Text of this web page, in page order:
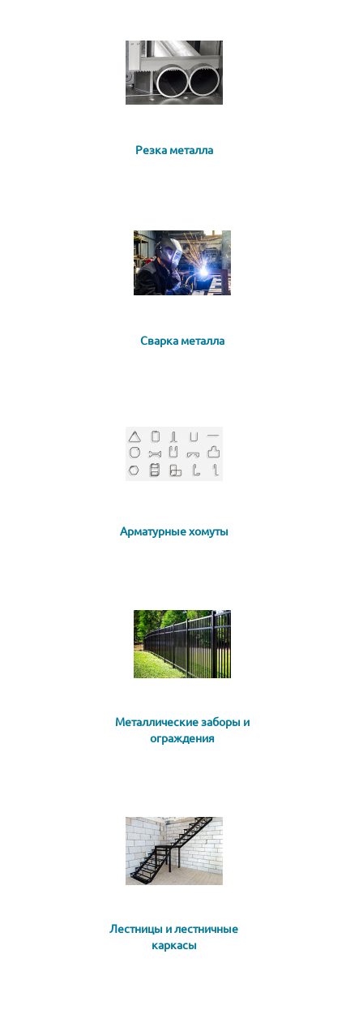
Резка металла
Сварка металла
Арматурные хомуты
Металлические заборы и
ограждения
Лестницы и лестничные
каркасы